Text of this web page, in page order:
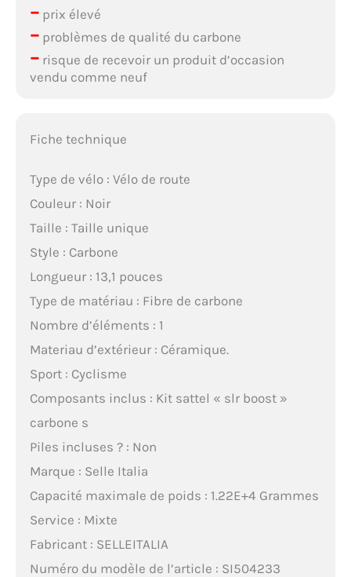
–prix élevé
–problèmes de qualité du carbone
–risque de recevoir un produit d’occasion
vendu comme neuf
Fiche technique
Type de vélo : Vélo de route
Couleur : Noir
Taille : Taille unique
Style : Carbone
Longueur : 13,1 pouces
Type de matériau : Fibre de carbone
Nombre d’éléments : 1
Materiau d’extérieur : Céramique.
Sport : Cyclisme
Composants inclus : Kit sattel « slr boost »
carbone s
Piles incluses ? : Non
Marque : Selle Italia
Capacité maximale de poids : 1.22E+4 Grammes
Service : Mixte
Fabricant : SELLEITALIA
Numéro du modèle de l’article : SI504233